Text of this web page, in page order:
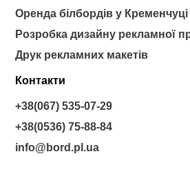
Оренда білбордів у Кременчуці
Розробка дизайну рекламної
Друк рекламних макетів
Контакти
+38(067) 535-07-29
+38(0536) 75-88-84
info@bord.pl.ua